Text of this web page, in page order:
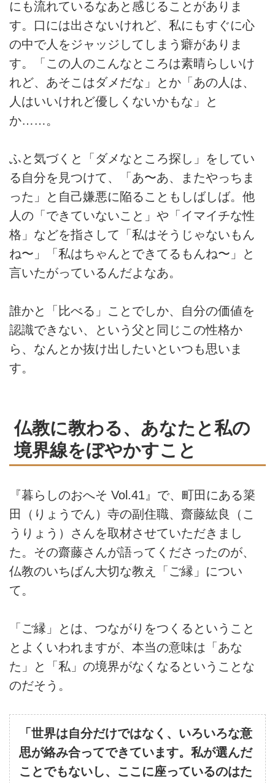
にも流れているなあと感じることがありま
す。口には出さないけれど、私にもすぐに心
の中で人をジャッジしてしまう癖がありま
す。「この人のこんなところは素晴らしいけ
れど、あそこはダメだな」とか「あの人は、
人はいいけれど優しくないかもな」と
か……。
ふと気づくと「ダメなところ探し」をしてい
る自分を見つけて、「あ〜あ、またやっちま
った」と自己嫌悪に陥ることもしばしば。他
人の「できていないこと」や「イマイチな性
格」などを指さして「私はそうじゃないもん
ね〜」「私はちゃんとできてるもんね〜」と
言いたがっているんだよなあ。
誰かと「比べる」ことでしか、自分の価値を
認識できない、という父と同じこの性格か
ら、なんとか抜け出したいといつも思いま
す。
仏教に教わる、あなたと私の
境界線をぼやかすこと
『暮らしのおへそ Vol.41 』で、町田にある簗
田（りょうでん）寺の副住職、齋藤紘良（こ
うりょう）さんを取材させていただきまし
た。その齋藤さんが語ってくださったのが、
仏教のいちばん大切な教え「ご縁」につい
て。
「ご縁」とは、つながりをつくるということ
とよくいわれますが、本当の意味は「あな
た」と「私」の境界がなくなるということな
のだそう。
「世界は自分だけではなく、いろいろな意
思が絡み合ってできています。私が選んだ
ことでもないし、ここに座っているのはた